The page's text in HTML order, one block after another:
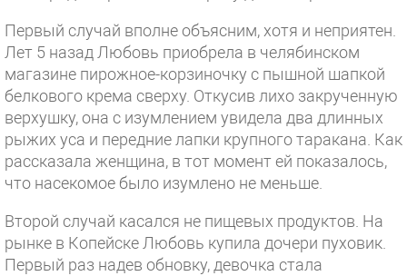
Первый случай вполне объясним, хотя и неприятен.
Лет 5 назад Любовь приобрела в челябинском
магазине пирожное-корзиночку с пышной шапкой
белкового крема сверху. Откусив лихо закрученную
верхушку, она с изумлением увидела два длинных
рыжих уса и передние лапки крупного таракана. Как
рассказала женщина, в тот момент ей показалось,
что насекомое было изумлено не меньше.
Второй случай касался не пищевых продуктов. На
рынке в Копейске Любовь купила дочери пуховик.
Первый раз надев обновку, девочка стала